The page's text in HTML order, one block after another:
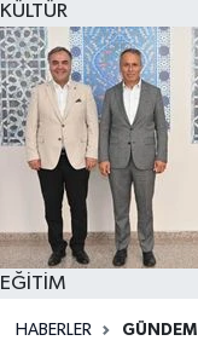
KÜLTÜR
EĞİTİM
HABERLER GÜNDEM